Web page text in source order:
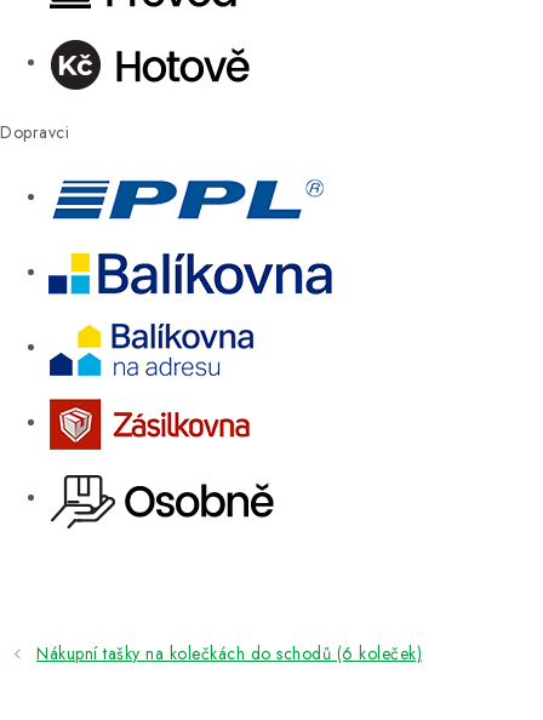
Dopravci
Nákupní tašky na kolečkách do schodů (6 koleček)